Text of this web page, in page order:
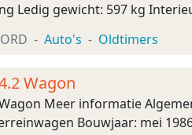
Ledig gewicht: 597 kg
Auto's Oldtimers
Wagon
Meer informatie
Bouwjaar: mei